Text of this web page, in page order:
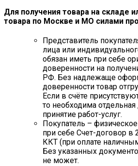
Для получения товара на складе
товара по Москве и МО силами
Представитель
лица или
обязан иметь при себе
доверенности на
РФ. Без надлежаще
доверенности товар
Если в счёте
то необходима
принятие работ-услуг.
Покупатель –
при себе Счет-договор в
ККТ (при оплате
Без указанных
не может.